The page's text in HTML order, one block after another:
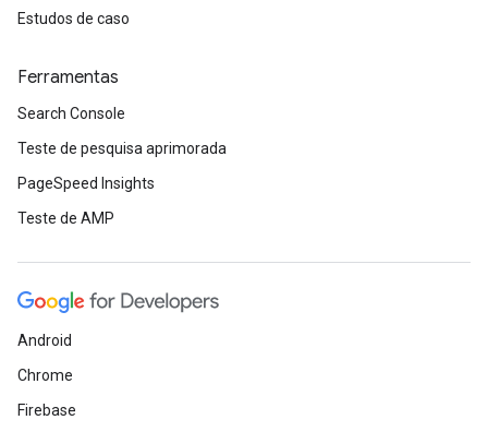
Estudos de caso
Ferramentas
Search Console
Teste de pesquisa aprimorada
PageSpeed Insights
Teste de AMP
Android
Chrome
Firebase